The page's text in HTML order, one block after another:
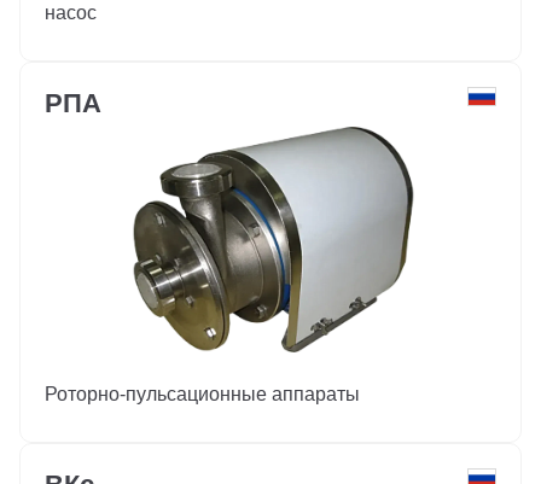
насос
РПА
Роторно-пульсационные аппараты